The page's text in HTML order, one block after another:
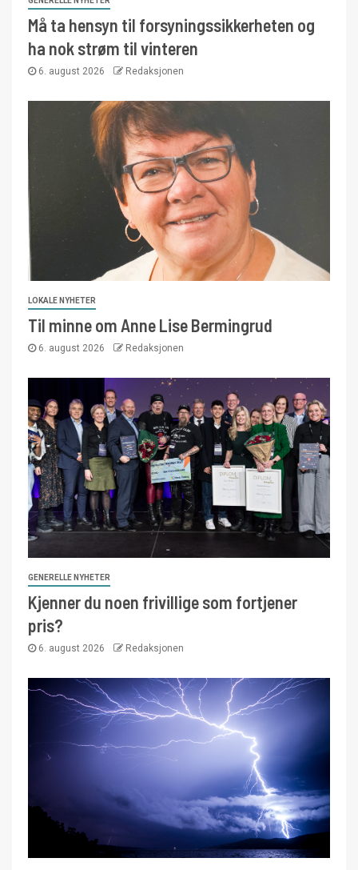
Må ta hensyn til forsyningssikkerheten og
ha nok strøm til vinteren
6. august 2026 Redaksjonen
LOKALE NYHETER
Til minne om Anne Lise Bermingrud
6. august 2026 Redaksjonen
GENERELLE NYHETER
Kjenner du noen frivillige som fortjener
pris?
6. august 2026 Redaksjonen